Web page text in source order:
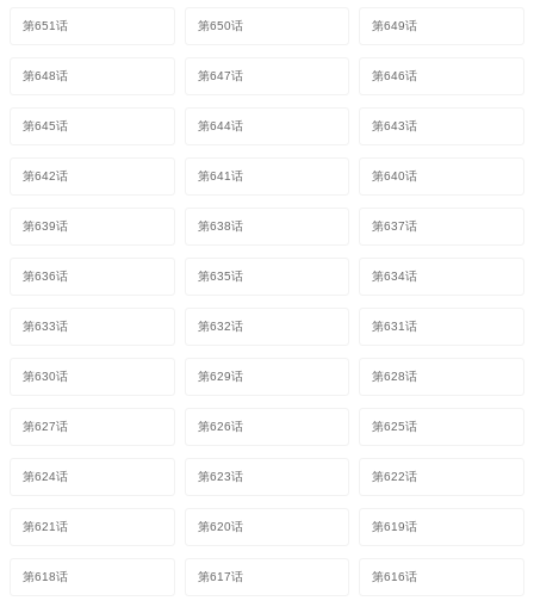
第651话 第650话 第649话
第648话 第647话 第646话
第645话 第644话 第643话
第642话 第641话 第640话
第639话 第638话 第637话
第636话 第635话 第634话
第633话 第632话 第631话
第630话 第629话 第628话
第627话 第626话 第625话
第624话 第623话 第622话
第621话 第620话 第619话
第618话 第617话 第616话